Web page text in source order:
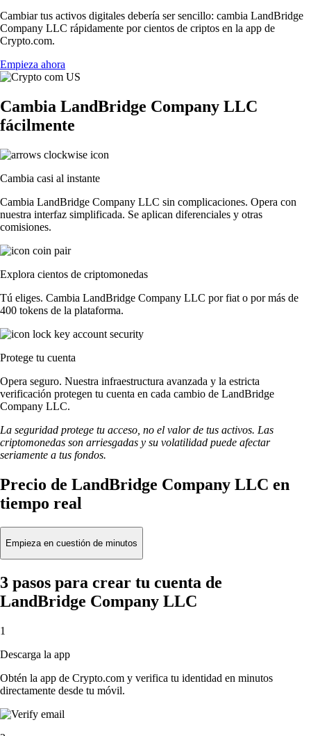
Cambiar tus activos digitales debería ser sencillo: cambia LandBridge
Company LLC rápidamente por cientos de criptos en la app de
Crypto.com.
Empieza ahora
Cambia LandBridge Company LLC
fácilmente
Cambia casi al instante
Cambia LandBridge Company LLC sin complicaciones. Opera con
nuestra interfaz simplificada. Se aplican diferenciales y otras
comisiones.
Explora cientos de criptomonedas
Tú eliges. Cambia LandBridge Company LLC por fiat o por más de
400 tokens de la plataforma.
Protege tu cuenta
Opera seguro. Nuestra infraestructura avanzada y la estricta
verificación protegen tu cuenta en cada cambio de LandBridge
Company LLC.
La seguridad protege tu acceso, no el valor de tus activos. Las
criptomonedas son arriesgadas y su volatilidad puede afectar
seriamente a tus fondos.
Precio de LandBridge Company LLC en
tiempo real
Empieza en cuestión de minutos
3 pasos para crear tu cuenta de
LandBridge Company LLC
1
Descarga la app
Obtén la app de Crypto.com y verifica tu identidad en minutos
directamente desde tu móvil.